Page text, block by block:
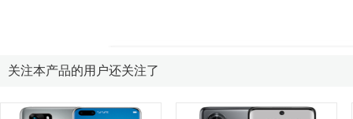
关注本产品的用户还关注了